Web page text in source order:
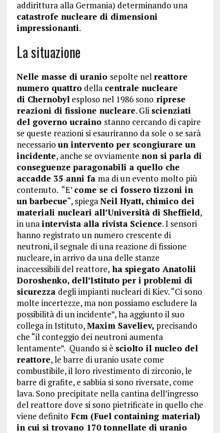
addirittura alla Germania) determinando una
catastrofe nucleare di dimensioni
impressionanti.
La situazione
Nelle masse di uranio sepolte nel reattore
numero quattro della centrale nucleare
di Chernobylesploso nel 1986 sono riprese
reazioni di fissione nucleare. Gli scienziati
del governo ucraino stanno cercando di capire
se queste reazioni si esauriranno da sole o se sarà
necessario un intervento per scongiurare un
incidente, anche se ovviamente non si parla di
conseguenze paragonabili a quello che
accadde 35 anni fa ma di un evento molto più
contenuto. “E’ come se ci fossero tizzoni in
un barbecue“, spiegaNeil Hyatt, chimico dei
materiali nucleari all’Università di Sheffield,
in unaintervista alla rivista Science. I sensori
hanno registrato un numero crescente di
neutroni, il segnale di una reazione di fissione
nucleare, in arrivo da una delle stanze
inaccessibili del reattore, ha spiegato Anatolii
Doroshenko, dell’Istituto per i problemi di
sicurezza degli impianti nucleari di Kiev. “Ci sono
molte incertezze, ma non possiamo escludere la
possibilità di un incidente”, ha aggiunto il suo
collega in Istituto,Maxim Saveliev, precisando
che “il conteggio dei neutroni aumenta
lentamente”. Quando si è sciolto il nucleo del
reattore, le barre di uranio usate come
combustibile, il loro rivestimento di zirconio, le
barre di grafite, e sabbia si sono riversate, come
lava. Sono precipitate nella cantina dell’ingresso
del reattore dove si sono pietrificate in quello che
viene definito Fcm (Fuel containing material)
in cui si trovano 170 tonnellate di uranio